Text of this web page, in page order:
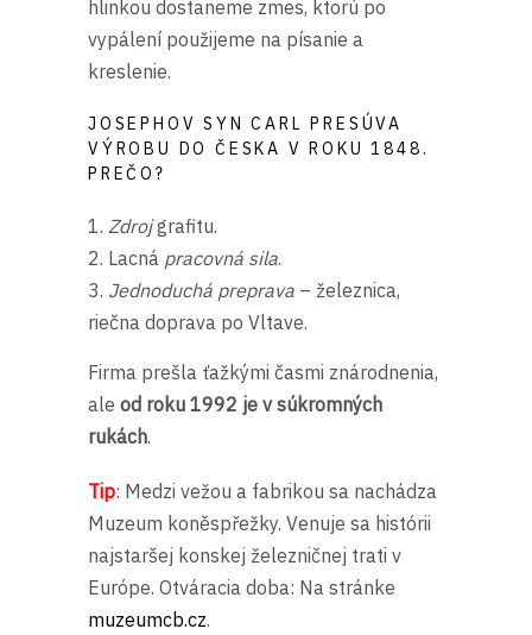
hlinkou dostaneme zmes, ktorú po
vypálení použijeme na písanie a
kreslenie.
JOSEPHOV SYN CARL PRESÚVA
VÝROBU DO ČESKA V ROKU 1848.
PREČO?
Zdrojgrafitu.
Lacná pracovná sila.
Jednoduchá preprava – železnica,
riečna doprava po Vltave.
Firma prešla ťažkými časmi znárodnenia,
ale od roku 1992 je v súkromných
rukách.
Tip: Medzi vežou a fabrikou sa nachádza
Muzeum koněspřežky. Venuje sa histórii
najstaršej konskej železničnej trati v
Európe. Otváracia doba: Na stránke
muzeumcb.cz.